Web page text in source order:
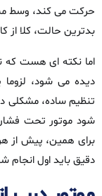
حرکت می‌ کند، وسط
بدترین حالت، کلا از
اما نکته‌ ای هست که
دیده می‌ شود،
تنظیم ساده، مشکلی
شود موتور تحت فشار
برای همین، پیش از
دقیق باید اول انجام